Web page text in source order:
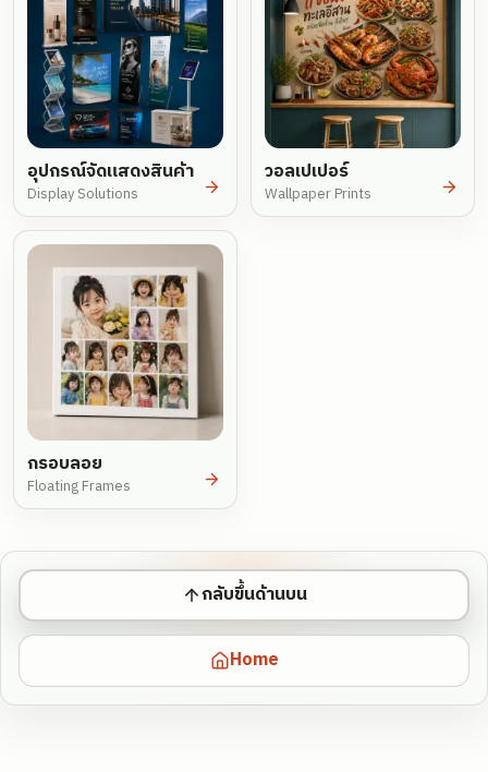
อุปกรณ์จัดแสดงสินค้า
Display Solutions
วอลเปเปอร์
Wallpaper Prints
กรอบลอย
Floating Frames
กลับขึ้นด้านบน
Home